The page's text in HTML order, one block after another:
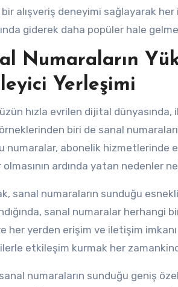
alışveriş deneyimi sağlayarak
giderek daha popüler hale
Numaraların
Yerleşimi
hızla evrilen dijital
örneklerinden biri de sanal
numaralar, abonelik hizmetlerinde
olmasının ardında yatan nedenler
sanal numaraların sunduğu
sanal numaralar herhangi
her yerden erişim ve iletişim
etkileşim kurmak her
sanal numaraların sunduğu geniş